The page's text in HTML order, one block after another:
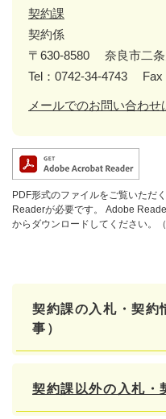
契約課
契約係
〒630-8580
奈良市二
Tel：0742-34-4743
Fax
メールでのお問い合わせ
PDF形式のファイルをご覧いただ
Readerが必要です。
Adobe
からダウンロードしてください。（
契約課の入札・契約
事）
契約課以外の入札・